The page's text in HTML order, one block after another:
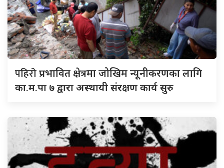
पहिरोप्रभावित क्षेत्रमा जोखिम न्यूनीकरणका लागि
का.म.पा ७ द्वारा अस्थायी संरक्षण कार्य सुरु